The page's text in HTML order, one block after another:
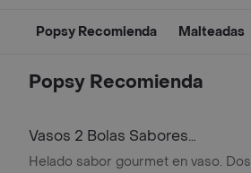
Popsy Recomienda Malteadas
Popsy Recomienda
Vasos 2 Bolas Sabores
Tradicionales
Helado sabor gourmet en vaso. Dos